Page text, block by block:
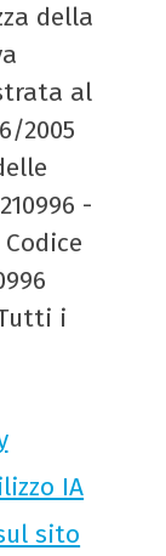
della
al
2005
-
Codice
i
IA
sito